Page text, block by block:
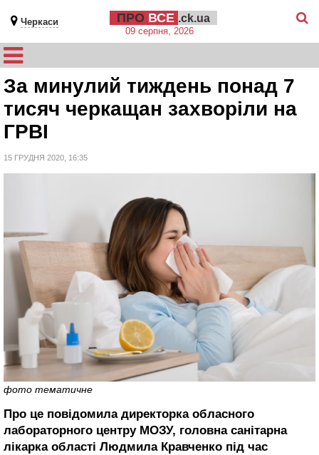
Черкаси ПРО ВСЕ .ck.ua
09 серпня, 2026
За минулий тиждень понад 7
тисяч черкащан захворіли на
ГРВІ
15 ГРУДНЯ 2020, 16:35
фото тематичне
Про це повідомила директорка обласного
лабораторного центру МОЗУ, головна санітарна
лікарка області Людмила Кравченко під час